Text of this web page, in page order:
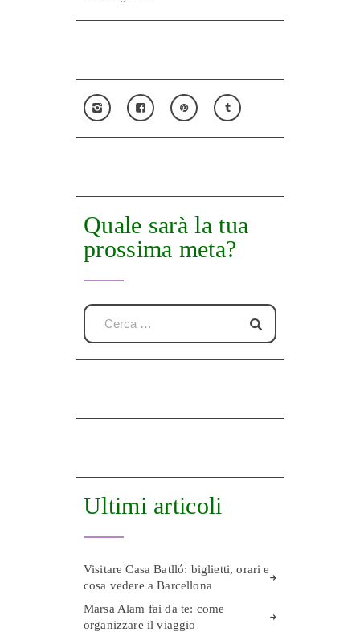
Quale sarà la tua
prossima meta?
Ultimi articoli
Visitare Casa Batlló: biglietti, orari e
cosa vedere a Barcellona
Marsa Alam fai da te: come
organizzare il viaggio